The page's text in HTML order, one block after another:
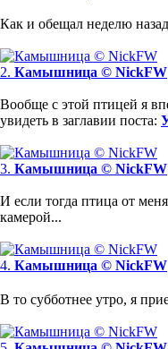
Как и обещал неделю
2. Камышница © NickFW
Вообще с этой птицей я
увидеть в заглавии поста:
3. Камышница © NickFW
И если тогда птица от
камерой...
4. Камышница © NickFW
В то субботнее утро, я